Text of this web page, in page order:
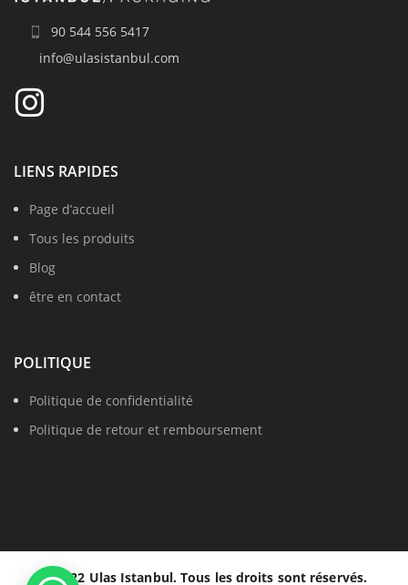
90 544 556 5417
info@ulasistanbul.com
LIENS RAPIDES
Page d’accueil
Tous les produits
Blog
être en contact
POLITIQUE
Politique de confidentialité
Politique de retour et remboursement
© 2022 Ulas Istanbul. Tous les droits sont réservés.